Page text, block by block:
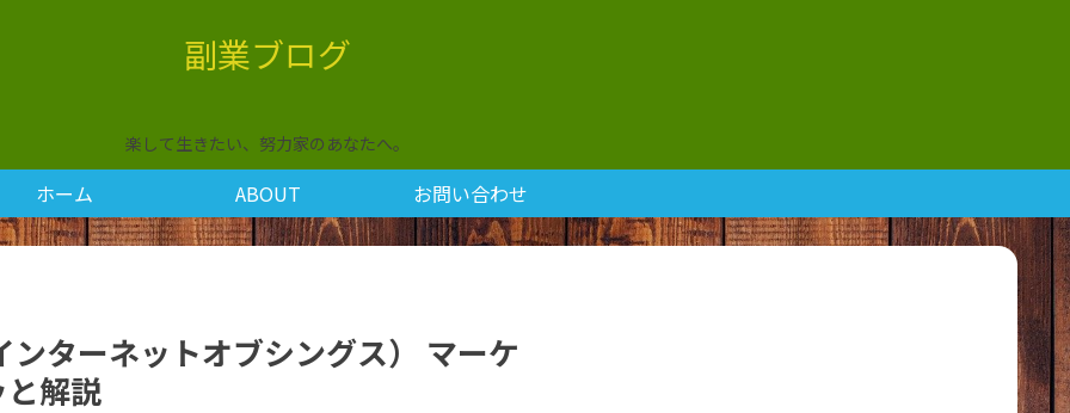
副業ブログ
楽して生きたい、努力家のあなたへ。
ホーム ABOUT お問い合わせ
ターネットオブシングス） マーケ
解説